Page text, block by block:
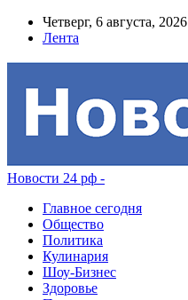
Четверг, 6 августа, 2026
Лента
Новости 24 рф -
Главное сегодня
Общество
Политика
Кулинария
Шоу-Бизнес
Здоровье